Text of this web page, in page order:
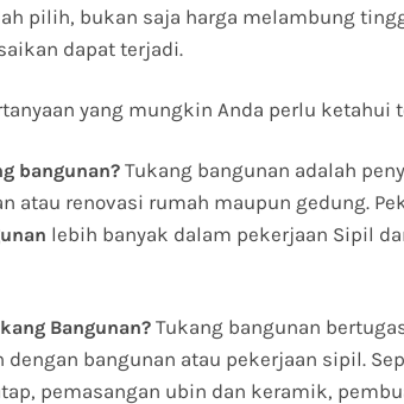
pilih, bukan saja harga melambung
dapat terjadi.
yang mungkin Anda perlu ketahui
bangunan? Tukang bangunan adalah
atau renovasi rumah maupun gedung.
lebih banyak dalam pekerjaan Sipil
Bangunan? Tukang bangunan
dengan bangunan atau pekerjaan sipil.
pemasangan ubin dan keramik,